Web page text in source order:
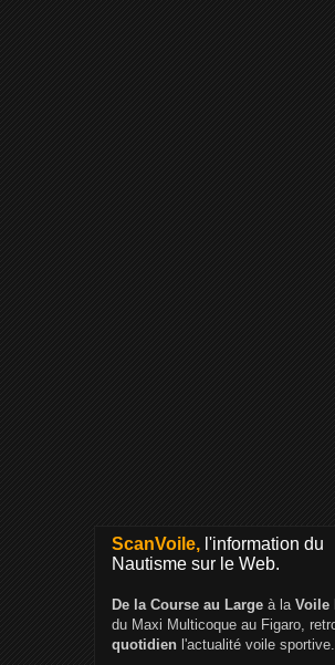
ScanVoile, l'information du
Nautisme sur le Web.
De la Course au Large à la Voile
du Maxi Multicoque au Figaro,
quotidien l'actualité voile sportive.